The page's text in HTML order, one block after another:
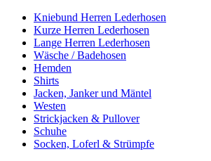
Kniebund Herren Lederhosen
Kurze Herren Lederhosen
Lange Herren Lederhosen
Wäsche / Badehosen
Hemden
Shirts
Jacken, Janker und Mäntel
Westen
Strickjacken & Pullover
Schuhe
Socken, Loferl & Strümpfe